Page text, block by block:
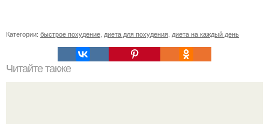
Категории: быстрое похудение диета для похудения диета на каждый день
Читайте также